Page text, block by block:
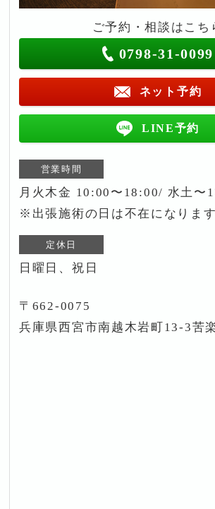
ご予約・相談はこち
0798-31-0099
ネット予約
LINE予約
営業時間
月火木金 10:00〜18:00/ 水土〜
※出張施術の日は不在になります
定休日
日曜日、祝日
〒662-0075
兵庫県西宮市南越木岩町13-3苦